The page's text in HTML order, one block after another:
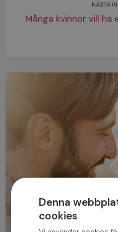
NÄSTA
Många kvinnor vill
Denna
cookies